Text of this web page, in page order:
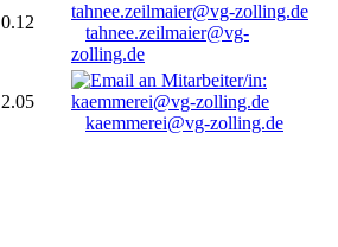
0.12
tahnee.zeilmaier@vg-
zolling.de
2.05
kaemmerei@vg-zolling.de